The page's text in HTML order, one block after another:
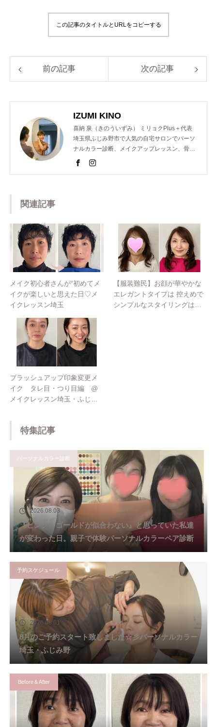
この記事のタイトルとURLをコピーする
前の記事 次の記事
IZUMI KINO
喜納 泉（きのういずみ） ミリョクPlus＋代表
埼玉県ふじみ野市で人気の自宅サロンでパーソ
ナルカラー診断、メイクアップレッスン、骨格
診断、顔診断、ショッピング同行のメニューを
当するなど多岐にわたり活躍中。
関連記事
メイク初心者さんが“初めてメ
イクが楽しいと思えた日♡メ
イクレッスン埼玉
【服装難民】お顔が華やかな
エレガントタイプは 控えめで
シンプルなスタイリングは逆
ブラッシュアップ印象変更メ
イク タレ目・つり目編 @
メイクレッスン埼玉・ふじみ
特集記事
パーソナルカラー診断
2026.08.03
『ピンク・ゴールドが似合わない』と思っていた私達
が変わった日。親子で体験パーソナルカラーペア診断
予約スケジュール
2026.08.01
8月のご予約スタート致しました☆彡パーソナルカラー
埼玉・ふじみ野
Before＆After